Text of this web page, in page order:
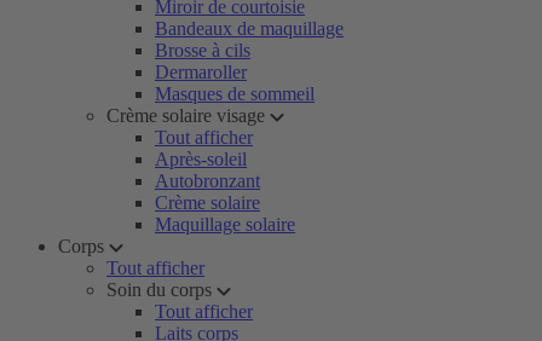
Miroir de courtoisie
Bandeaux de maquillage
Brosse à cils
Dermaroller
Masques de sommeil
Crème solaire visage
Tout afficher
Après-soleil
Autobronzant
Crème solaire
Maquillage solaire
Corps
Tout afficher
Soin du corps
Tout afficher
Laits corps